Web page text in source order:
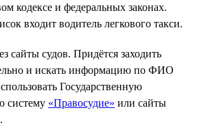
кодексе и федеральных законах.
входит водитель легкового такси.
сайты судов. Придётся заходить
и искать информацию по ФИО
Государственную
систему «Правосудие» или сайты